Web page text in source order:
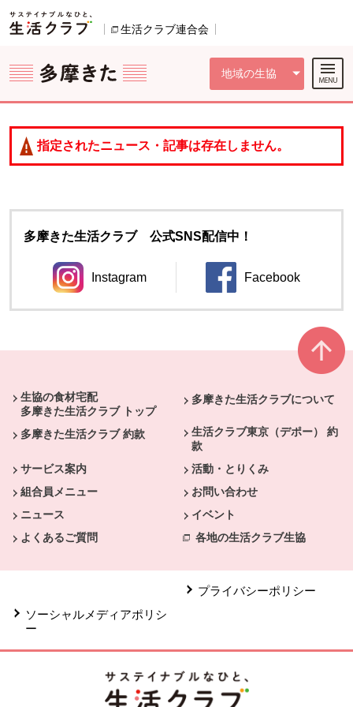
ページの先頭です。
生活クラブ連合会
地域の生協
ここからサイト内共通メニューです。
サイト内共通メニューをスキップする
サイト内共通メニューここまで。
指定されたニュース・記事は存在しません。
多摩きた生活クラブ 公式SNS配信中！
Instagram
別のウィンドウで開きます。
Facebook
別のウィンドウ
生協の食材宅配
多摩きた生活クラブ トップ
多摩きた生活クラブについて
多摩きた生活クラブ 約款
生活クラブ東京（デポー） 約
款
サービス案内
活動・とりくみ
組合員メニュー
お問い合わせ
ニュース
イベント
よくあるご質問
各地の生活クラブ生協
プライバシーポリシー
ソーシャルメディアポリシ
ー